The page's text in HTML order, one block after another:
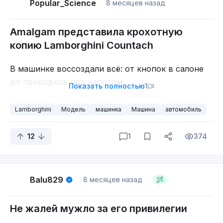
ДВС, и попутно выполняет роль стартера и
генератора. Но и в этом случае он помогает
экономить топливо и давать ощутимую
прибавку крутящего момента.
Popular_Science 8 месяцев назад
Amalgam представила крохотную
копию Lamborghini Countach
В машинке воссоздали всё: от кнопок в салоне
до проводков под капотом.
Показать полностью1
Lamborghini Модель машинка Машина автомобиль
12 1 374
Balu829 8 месяцев назад
Не жалей мужло за его привилегии